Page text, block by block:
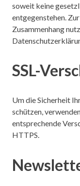
soweit keine
entgegenstehen.
Zusammenhang
SSL-
Um die Sicherheit
schützen,
entsprechende
HTTPS.